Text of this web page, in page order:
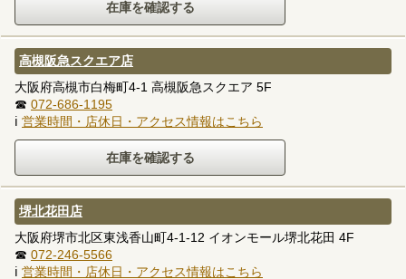
高槻阪急スクエア店
大阪府高槻市白梅町4-1 高槻阪急スクエア 5F
☎ 072-686-1195
ℹ 営業時間・店休日・アクセス情報はこちら
堺北花田店
大阪府堺市北区東浅香山町4-1-12 イオンモール堺北花田 4F
☎ 072-246-5566
ℹ 営業時間・店休日・アクセス情報はこちら